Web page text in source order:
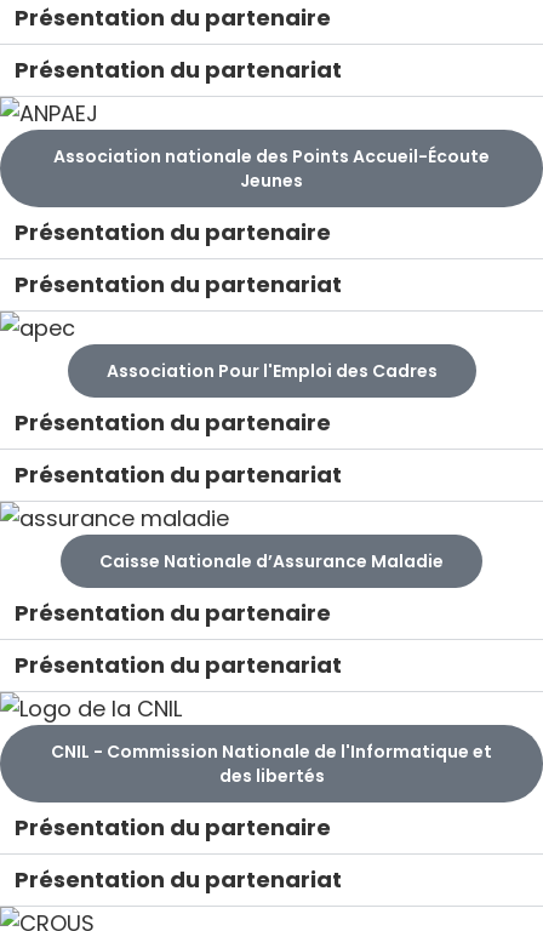
Présentation du partenaire
Présentation du partenariat
Association nationale des Points Accueil-Écoute
Jeunes
Présentation du partenaire
Présentation du partenariat
Association Pour l'Emploi des Cadres
Présentation du partenaire
Présentation du partenariat
Caisse Nationale d’Assurance Maladie
Présentation du partenaire
Présentation du partenariat
CNIL - Commission Nationale de l'Informatique et
des libertés
Présentation du partenaire
Présentation du partenariat